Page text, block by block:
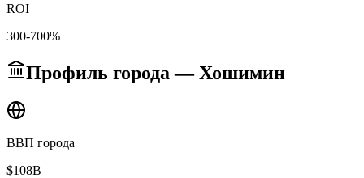
ROI
300-700%
Профиль города — Хошимин
ВВП города
$108B